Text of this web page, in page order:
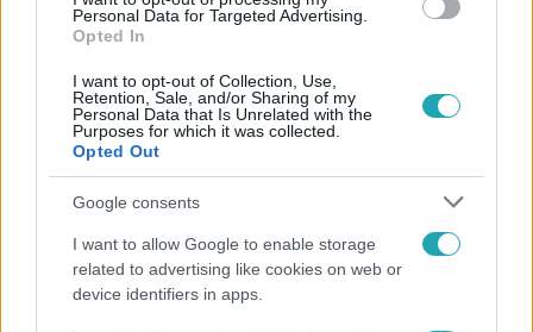
Personal Data for Targeted Advertising.
Opted In
I want to opt-out of Collection, Use,
Retention, Sale, and/or Sharing of my
Personal Data that Is Unrelated with the
Purposes for which it was collected.
Opted Out
Google consents
I want to allow Google to enable storage
related to advertising like cookies on web or
device identifiers in apps.
Népszerű